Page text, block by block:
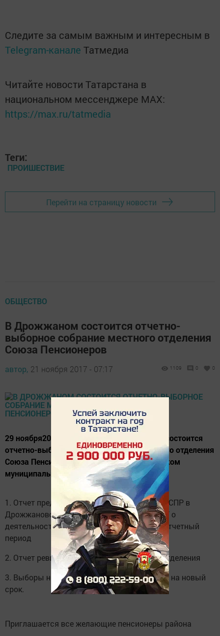
Следите за самым важным и интересным в
Telegram-канале Татмедиа
Читайте новости Татарстана в
национальном мессенджере MАХ:
https://max.ru/tatmedia
Теги:
ПРОИШЕСТВИЕ
Перейти на страницу новости
ОБЩЕСТВО
В Дрожжаном состоится отчетно-
выборное собрание местного отделения
Союза Пенсионеров
автор, 21 ноября 2017 - 07:17 1109 0 0
29 ноября2017 в районном доме культуры состоится
отчетно-выборное общее собрание Местного отделения
Союза Пенсионеров России в Дрожжановском
муниципальном районе РТ. Повестка дня:
1. Отчет председателя местного отделения СПР в
Дрожжановском муниципальном районе РТ о
деятельности местного отделения СПР за отчетный
период
2. Отчет ревизионной комиссии местного отделения
3. Выборы нового состава Совета местного на новый
срок.
Приглашается все желающие пенсионеры района